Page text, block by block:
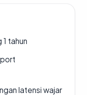
tahun
latensi wajar